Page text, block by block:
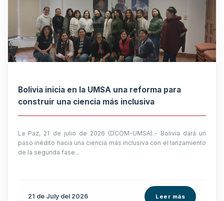
Bolivia inicia en la UMSA una reforma para
construir una ciencia más inclusiva
La Paz, 21 de julio de 2026 (DCOM-UMSA).- Bolivia dará un
paso inédito hacia una ciencia más inclusiva con el lanzamiento
de la segunda fase...
21 de July del 2026 Leer más